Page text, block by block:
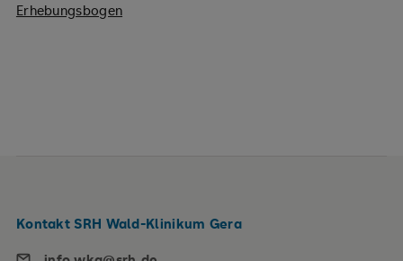
Erhebungsbogen
Kontakt SRH Wald-Klinikum Gera